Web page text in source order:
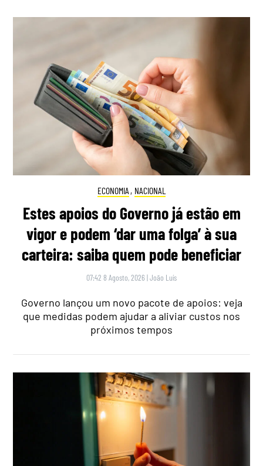
ECONOMIA , NACIONAL
Estes apoios do Governo já estão em
vigor e podem ‘dar uma folga’ à sua
carteira: saiba quem pode beneficiar
07:42 8 Agosto, 2026 |João Luís
Governo lançou um novo pacote de apoios: veja
que medidas podem ajudar a aliviar custos nos
próximos tempos